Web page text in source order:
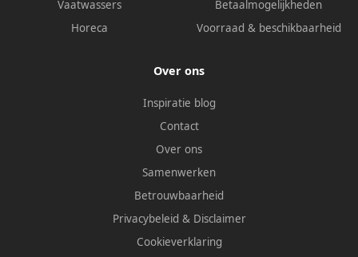
Vaatwassers
Horeca
Betaalmogelijkheden
Voorraad & beschikbaarheid
Over ons
Inspiratie blog
Contact
Over ons
Samenwerken
Betrouwbaarheid
Privacybeleid & Disclaimer
Cookieverklaring